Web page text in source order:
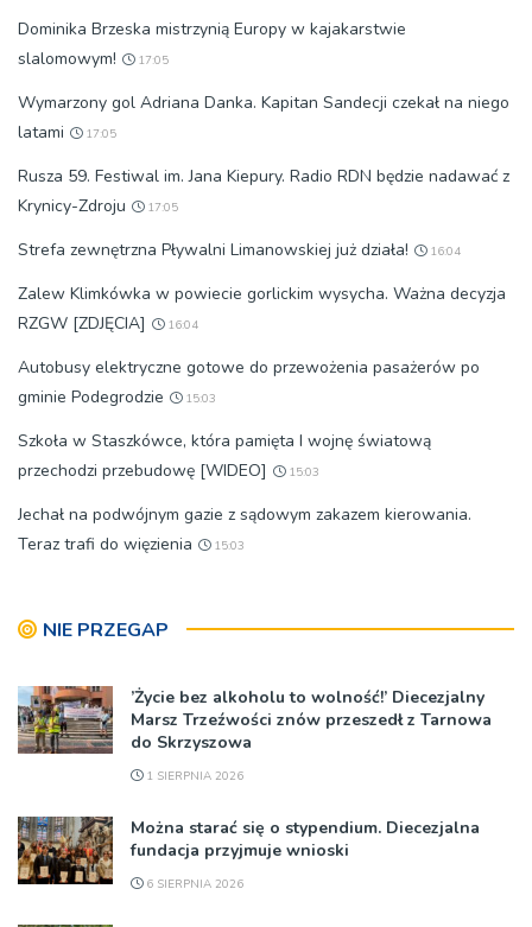
Dominika Brzeska mistrzynią Europy w kajakarstwie
slalomowym!
17:05
Wymarzony gol Adriana Danka. Kapitan Sandecji czekał na niego
latami
17:05
Rusza 59. Festiwal im. Jana Kiepury. Radio RDN będzie nadawać z
Krynicy-Zdroju
17:05
Strefa zewnętrzna Pływalni Limanowskiej już działa! 16:04
Zalew Klimkówka w powiecie gorlickim wysycha. Ważna decyzja
RZGW [ZDJĘCIA]
16:04
Autobusy elektryczne gotowe do przewożenia pasażerów po
gminie Podegrodzie
15:03
Szkoła w Staszkówce, która pamięta I wojnę światową
przechodzi przebudowę [WIDEO]
15:03
Jechał na podwójnym gazie z sądowym zakazem kierowania.
Teraz trafi do więzienia
15:03
NIE PRZEGAP
’Życie bez alkoholu to wolność!’ Diecezjalny
Marsz Trzeźwości znów przeszedł z Tarnowa
do Skrzyszowa
1 SIERPNIA 2026
Można starać się o stypendium. Diecezjalna
fundacja przyjmuje wnioski
6 SIERPNIA 2026